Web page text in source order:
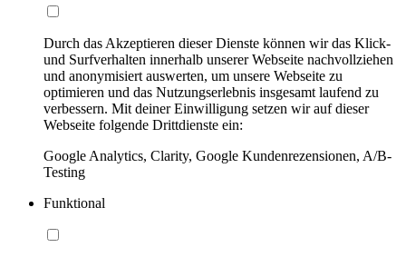
Durch das Akzeptieren dieser Dienste können wir das Klick-
und Surfverhalten innerhalb unserer Webseite nachvollziehen
und anonymisiert auswerten, um unsere Webseite zu
optimieren und das Nutzungserlebnis insgesamt laufend zu
verbessern. Mit deiner Einwilligung setzen wir auf dieser
Webseite folgende Drittdienste ein:
Google Analytics, Clarity, Google Kundenrezensionen, A/B-
Testing
Funktional